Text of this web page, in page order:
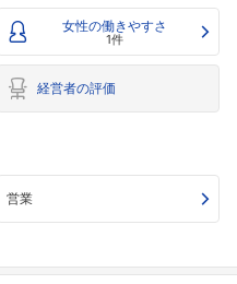
女性の働きやすさ
1件
経営者の評価
営業